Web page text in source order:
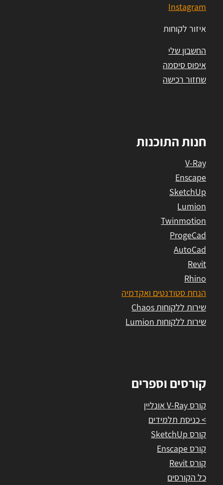
Instagram
איזור לקוחות
החשבון שלי
איפוס סיסמה
שחזור רכישה
חנות התוכנות
V-Ray
Enscape
SketchUp
Lumion
Twinmotion
ProgeCad
AutoCad
Revit
Rhino
הנחת סטודנטים ואקדמיה
שירות ללקוחות Chaos
שירות ללקוחות Lumion
קורסים וספרים
קורס V-Ray אונליין
> כניסת תלמידים
קורס SketchUp
קורס Enscape
קורס Revit
כל הקורסים